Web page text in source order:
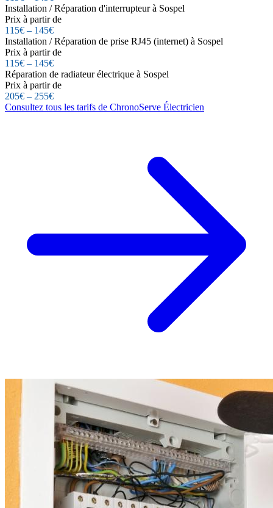
Installation / Réparation d'interrupteur à Sospel
Prix à partir de
115€ – 145€
Installation / Réparation de prise RJ45 (internet) à Sospel
Prix à partir de
115€ – 145€
Réparation de radiateur électrique à Sospel
Prix à partir de
205€ – 255€
Consultez tous les tarifs de ChronoServe Électricien